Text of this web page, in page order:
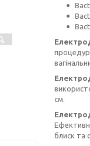
процедур
см.
блиск та